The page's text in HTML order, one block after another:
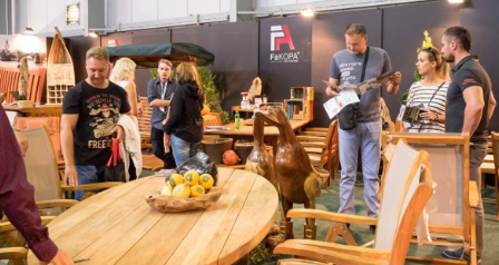
prázdný
CZK EUR
TEAK
ART / DOPLŇKY
RATAN